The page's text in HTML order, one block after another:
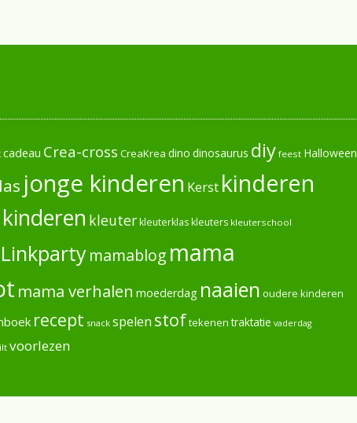
cadeau Crea-cross CreaKrea dino dinosaurus diy feest Halloween
jonge kinderen Kerst kinderen
kleuterkleuterklaskleuters kleuterschool
Linkpartymamablog mama
mama verhalen moederdag naaien oudere kinderen
recept snack spelen stoftekenen traktatie vaderdag
voorlezen